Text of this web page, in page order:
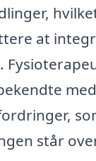
at
står